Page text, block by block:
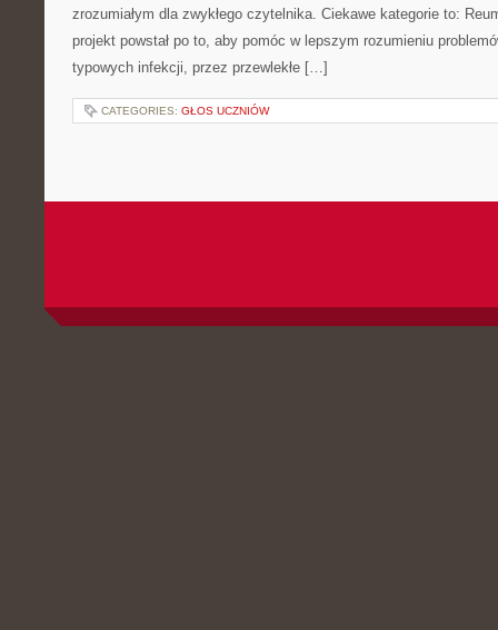
zrozumiałym dla zwykłego czytelnika. Ciekawe kategorie to:
projekt powstał po to, aby pomóc w lepszym rozumieniu
typowych infekcji, przez przewlekłe […]
CATEGORIES: GŁOS UCZNIÓW